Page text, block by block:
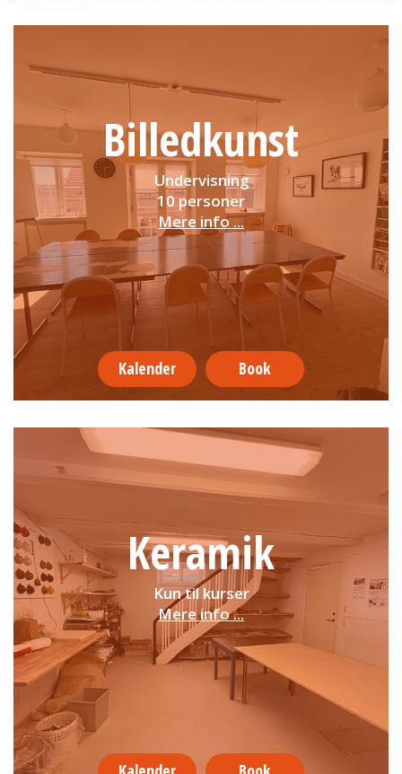
Billedkunst
Undervisning
10 personer
Mere info ...
Kalender Book
Keramik
Kun til kurser
Mere info ...